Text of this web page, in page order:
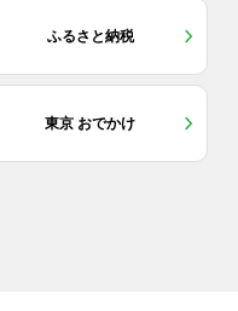
ふるさと納税
東京 おでかけ